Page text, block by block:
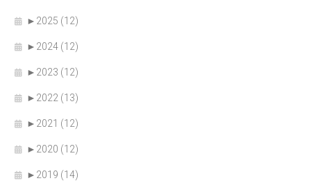
► 2025 (12)
► 2024 (12)
► 2023 (12)
► 2022 (13)
► 2021 (12)
► 2020 (12)
► 2019 (14)